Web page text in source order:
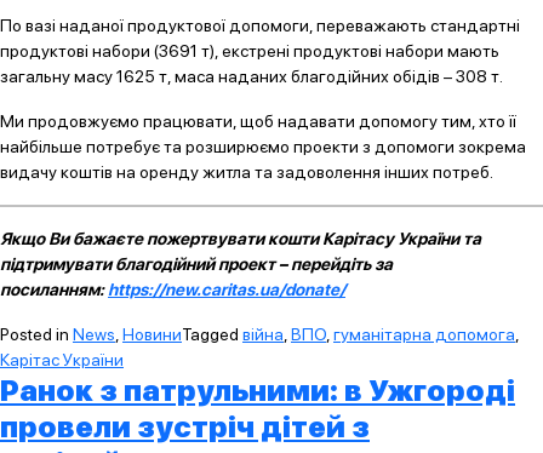
По вазі наданої продуктової допомоги, переважають стандартні
продуктові набори (3691 т), екстрені продуктові набори мають
загальну масу 1625 т, маса наданих благодійних обідів – 308 т.
Ми продовжуємо працювати, щоб надавати допомогу тим, хто її
найбільше потребує та розширюємо проекти з допомоги зокрема
видачу коштів на оренду житла та задоволення інших потреб.
Якщо Ви бажаєте пожертвувати кошти Карітасу України та
підтримувати благодійний проект – перейдіть за
посиланням:https://new.caritas.ua/donate/
Posted in News НовиниTagged війна ВПО гуманітарна допомога
Карітас України
Ранок з патрульними: в Ужгороді
провели зустріч дітей з